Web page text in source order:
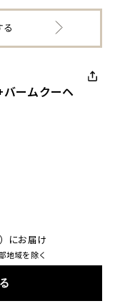
ームクーヘ
にお届け
地域を除く
れる